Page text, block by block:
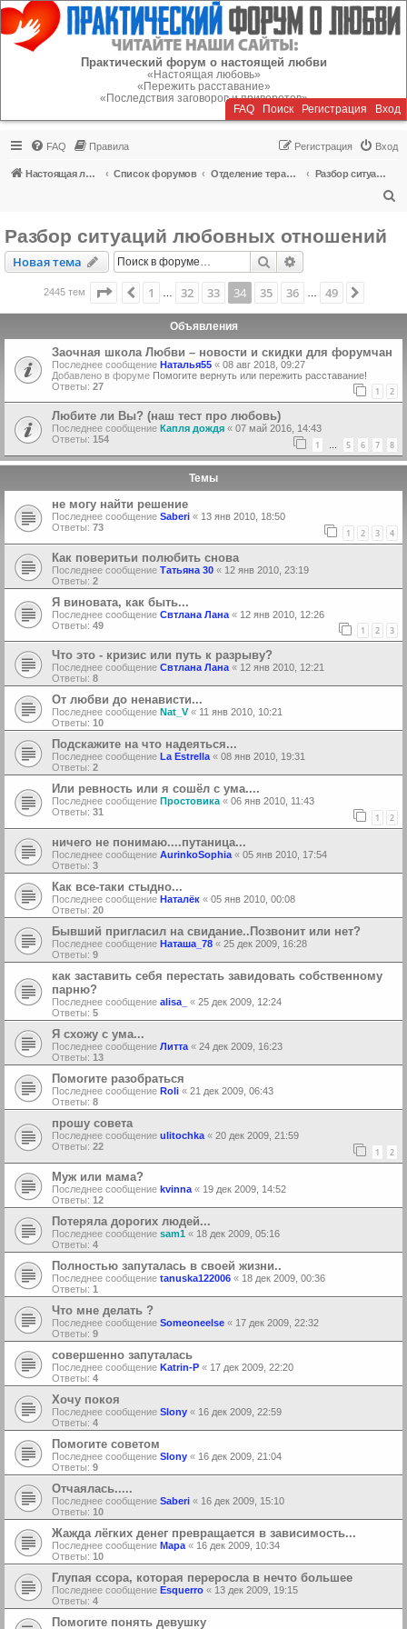
Регистрация
Практический форум о настоящей любви
«Настоящая любовь»
«Пережить расставание»
«Последствия заговоров и приворотов»
FAQ Поиск Регистрация Вход
FAQ Правила Вход
Регистрация
Настоящая любовь Список форумов Отделение терапии
Разбор ситуаций любовных отношений
Разбор ситуаций любовных отношений
Новая тема
Новаятема Поиск
2445 тем Страница 34из 49
Пред.
1 32 33 34 35 36 49
Объявления
Заочная школа Любви – новости и скидки для форумчан
Последнее сообщение Наталья55 « 08 авг 2018, 09:27
Добавлено в форуме Помогите вернуть или пережить расставание!
Ответы: 27 1 2
Любите ли Вы? (наш тест про любовь)
Последнее сообщение Капля дождя « 07 май 2016, 14:43
Ответы: 154 1 … 5 6 7 8
Темы
не могу найти решение
Последнее сообщение Saberi « 13 янв 2010, 18:50
Ответы: 73 1 2 3 4
Как поверитьи полюбить снова
Последнее сообщение Татьяна 30 « 12 янв 2010, 23:19
Ответы: 2
Я виновата, как быть...
Последнее сообщение Свтлана Лана « 12 янв 2010, 12:26
Ответы: 49 1 2 3
Что это - кризис или путь к разрыву?
Последнее сообщение Свтлана Лана « 12 янв 2010, 12:21
Ответы: 8
От любви до ненависти...
Последнее сообщение Nat_V« 11 янв 2010, 10:21
Ответы: 10
Подскажите на что надеяться...
Последнее сообщение La Estrella « 08 янв 2010, 19:31
Ответы: 2
Или ревность или я сошёл с ума....
Последнее сообщение Простовика « 06 янв 2010, 11:43
Ответы: 31 1 2
ничего не понимаю....путаница...
Последнее сообщение AurinkoSophia « 05 янв 2010, 17:54
Ответы: 3
Как все-таки стыдно...
Последнее сообщение Наталёк « 05 янв 2010, 00:08
Ответы: 20
Бывший пригласил на свидание..Позвонит или нет?
Последнее сообщение Наташа_78 « 25 дек 2009, 16:28
Ответы: 9
как заставить себя перестать завидовать собственному
парню?
Последнее сообщение alisa_ « 25 дек 2009, 12:24
Ответы: 5
Я схожу с ума...
Последнее сообщение Литта « 24 дек 2009, 16:23
Ответы: 13
Помогите разобраться
Последнее сообщение Roli « 21 дек 2009, 06:43
Ответы: 8
прошу совета
Последнее сообщение ulitochka « 20 дек 2009, 21:59
Ответы: 22 1 2
Муж или мама?
Последнее сообщение kvinna « 19 дек 2009, 14:52
Ответы: 12
Потеряла дорогих людей...
Последнее сообщение sam1 « 18 дек 2009, 05:16
Ответы: 4
Полностью запуталась в своей жизни..
Последнее сообщение tanuska122006 « 18 дек 2009, 00:36
Ответы: 1
Что мне делать ?
Последнее сообщение Someoneelse « 17 дек 2009, 22:32
Ответы: 9
совершенно запуталась
Последнее сообщение Katrin-P « 17 дек 2009, 22:20
Ответы: 4
Хочу покоя
Последнее сообщение Slony « 16 дек 2009, 22:59
Ответы: 4
Помогите советом
Последнее сообщение Slony « 16 дек 2009, 21:04
Ответы: 9
Отчаялась.....
Последнее сообщение Saberi « 16 дек 2009, 15:10
Ответы: 10
Жажда лёгких денег превращается в зависимость...
Последнее сообщение Мара « 16 дек 2009, 10:34
Ответы: 10
Глупая ссора, которая переросла в нечто большее
Последнее сообщение Esquerro « 13 дек 2009, 19:15
Ответы: 4
Помогите понять девушку